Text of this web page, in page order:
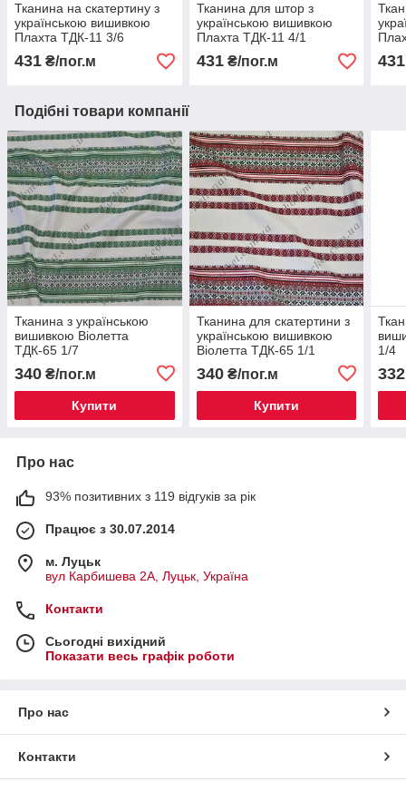
Тканина на скатертину з
українською вишивкою
Плахта ТДК-11 3/6
431 ₴/пог.м
Тканина для штор з
українською вишивкою
Плахта ТДК-11 4/1
431₴/пог.м 431
Подібні товари компанії
Тканина з українською
вишивкою Віолетта
ТДК-65 1/7
340 ₴/пог.м
Купити
Тканина для скатертини з
українською вишивкою
Віолетта ТДК-65 1/1
340₴/пог.м
Купити
1/4
332
Про нас
93% позитивних з 119 відгуків за рік
Працює з 30.07.2014
м. Луцьк
вул Карбишева 2А, Луцьк, Україна
Контакти
Сьогодні вихідний
Показати весь графік роботи
Про нас
Контакти